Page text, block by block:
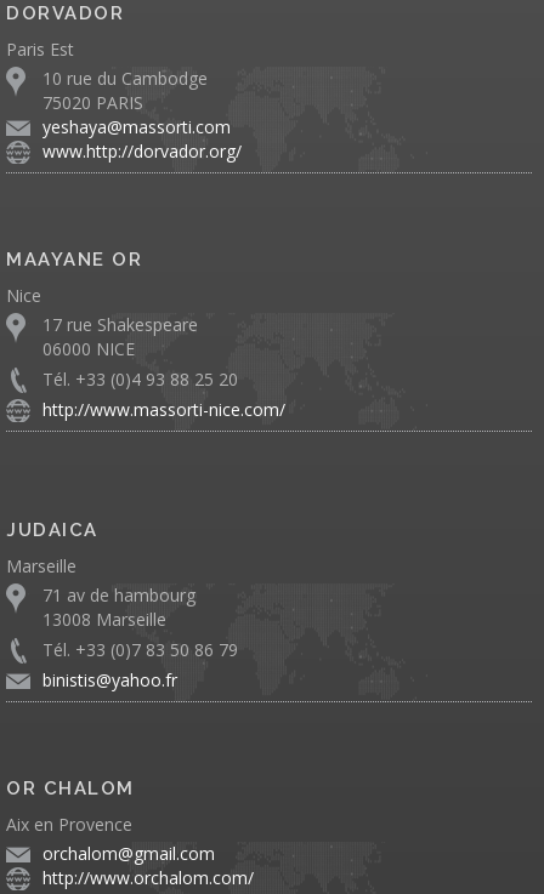
DORVADOR
Paris Est
10 rue du Cambodge
75020 PARIS
yeshaya@massorti.com
www.http://dorvador.org/
MAAYANE OR
Nice
17 rue Shakespeare
06000 NICE
Tél. +33 (0)4 93 88 25 20
http://www.massorti-nice.com/
JUDAICA
Marseille
71 av de hambourg
13008 Marseille
Tél. +33 (0)7 83 50 86 79
binistis@yahoo.fr
OR CHALOM
Aix en Provence
orchalom@gmail.com
http://www.orchalom.com/